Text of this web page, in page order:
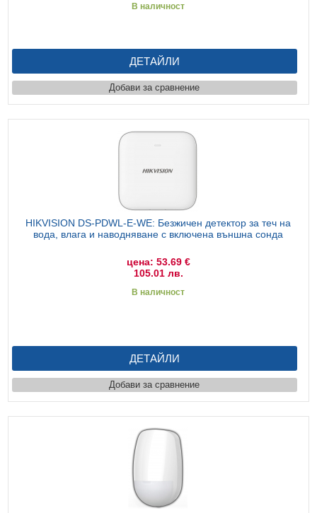
В наличност
ДЕТАЙЛИ
Добави за сравнение
HIKVISION DS-PDWL-E-WE: Безжичен детектор за теч на
вода, влага и наводняване с включена външна сонда
цена: 53.69 €
105.01 лв.
В наличност
ДЕТАЙЛИ
Добави за сравнение